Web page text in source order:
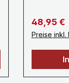
Produkte
verfügt
Griff,
48,95 €
Preise inkl.